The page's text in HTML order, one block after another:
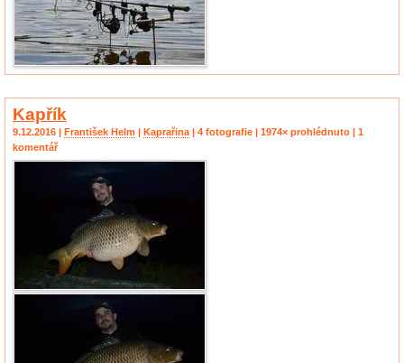
Kapřík
9.12.2016 | František Helm | Kaprařina | 4 fotografie | 1974× prohlédnuto | 1
komentář